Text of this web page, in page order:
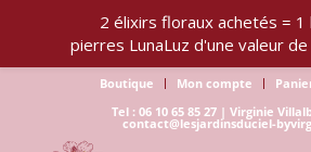
Boutique Mon compte
Tel : 06 10 65 85 27 | Virginie
contact@lesjardinsduciel-
2 élixirs floraux achetés = 1
pierres LunaLuz d'une valeur de